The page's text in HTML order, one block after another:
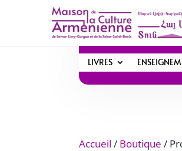
LIVRES
Accueil / Boutique /